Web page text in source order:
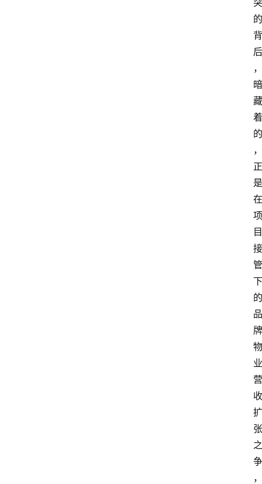
突
的
背
后
，
暗
藏
着
的
，
正
是
在
项
目
接
管
下
的
品
牌
物
业
营
收
扩
张
之
争
，